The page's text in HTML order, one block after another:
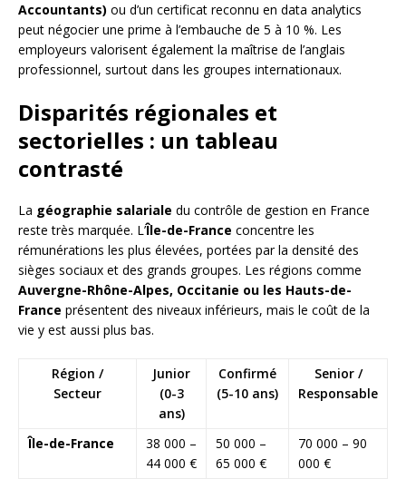
Accountants) ou d’un certificat reconnu en data analytics
peut négocier une prime à l’embauche de 5 à 10 %. Les
employeurs valorisent également la maîtrise de l’anglais
professionnel, surtout dans les groupes internationaux.
Disparités régionales et
sectorielles : un tableau
contrasté
La géographie salariale du contrôle de gestion en France
reste très marquée. L’Île-de-France concentre les
rémunérations les plus élevées, portées par la densité des
sièges sociaux et des grands groupes. Les régions comme
Auvergne-Rhône-Alpes, Occitanie ou les Hauts-de-
France présentent des niveaux inférieurs, mais le coût de la
vie y est aussi plus bas.
Région /
Secteur
Junior
(0-3
ans)
Confirmé
(5-10 ans)
Senior /
Responsable
Île-de-France
38 000 –
44 000 €
50 000 –
65 000 €
70 000 – 90
000 €